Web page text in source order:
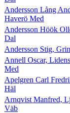
Andersson Lång
Haverö Med
Andersson Höök
Dal
Andersson Stig,
Annell Oscar,
Med
Apelgren Carl
Häl
Arnqvist Manfred,
Väb